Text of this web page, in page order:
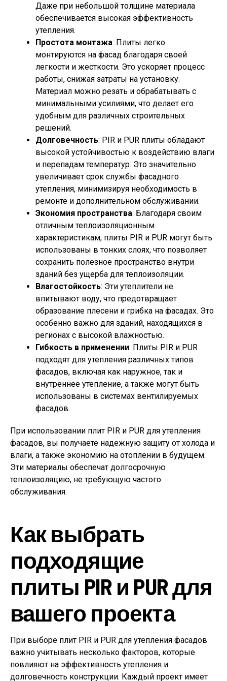
Даже при небольшой толщине материала
обеспечивается высокая эффективность
утепления.
Простота монтажа: Плиты легко
монтируются на фасад благодаря своей
легкости и жесткости. Это ускоряет процесс
работы, снижая затраты на установку.
Материал можно резать и обрабатывать с
минимальными усилиями, что делает его
удобным для различных строительных
решений.
Долговечность: PIR и PUR плиты обладают
высокой устойчивостью к воздействию влаги
и перепадам температур. Это значительно
увеличивает срок службы фасадного
утепления, минимизируя необходимость в
ремонте и дополнительном обслуживании.
Экономия пространства: Благодаря своим
отличным теплоизоляционным
характеристикам, плиты PIR и PUR могут быть
использованы в тонких слоях, что позволяет
сохранить полезное пространство внутри
зданий без ущерба для теплоизоляции.
Влагостойкость: Эти утеплители не
впитывают воду, что предотвращает
образование плесени и грибка на фасадах. Это
особенно важно для зданий, находящихся в
регионах с высокой влажностью.
Гибкость в применении: Плиты PIR и PUR
подходят для утепления различных типов
фасадов, включая как наружное, так и
внутреннее утепление, а также могут быть
использованы в системах вентилируемых
фасадов.
При использовании плит PIR и PUR для утепления
фасадов, вы получаете надежную защиту от холода и
влаги, а также экономию на отоплении в будущем.
Эти материалы обеспечат долгосрочную
теплоизоляцию, не требующую частого
обслуживания.
Как выбрать
подходящие
плиты PIR и PUR для
вашего проекта
При выборе плит PIR и PUR для утепления фасадов
важно учитывать несколько факторов, которые
повлияют на эффективность утепления и
долговечность конструкции. Каждый проект имеет